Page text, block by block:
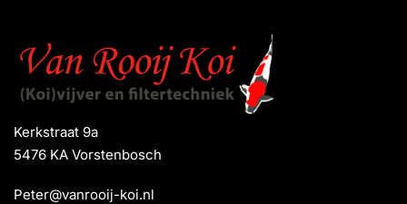
Kerkstraat 9a
5476 KA Vorstenbosch
Peter@vanrooij-koi.nl